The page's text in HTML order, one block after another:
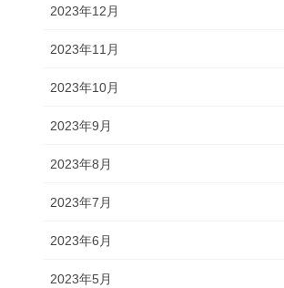
2023年12月
2023年11月
2023年10月
2023年9月
2023年8月
2023年7月
2023年6月
2023年5月